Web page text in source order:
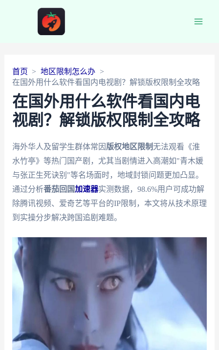
首页
地区限制怎么办
在国外用什么软件看国内电视剧？解锁版权限制全攻略
在国外用什么软件看国内电
视剧？解锁版权限制全攻略
海外华人及留学生群体常因 版权地区限制无法观看《淮
水竹亭》等热门国产剧，尤其当剧情进入高潮如"青木媛
与张正生死诀别"等名场面时，地域封锁问题更加凸显。
通过分析番茄回国加速器实测数据，98.6%用户可成功解
除腾讯视频、爱奇艺等平台的IP限制，本文将从技术原理
到实操分步解决跨国追剧难题。